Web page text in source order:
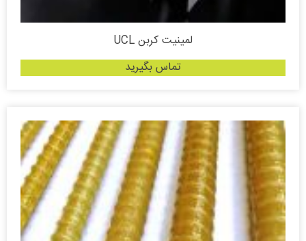
لمینیت کربن UCL
تماس بگیرید